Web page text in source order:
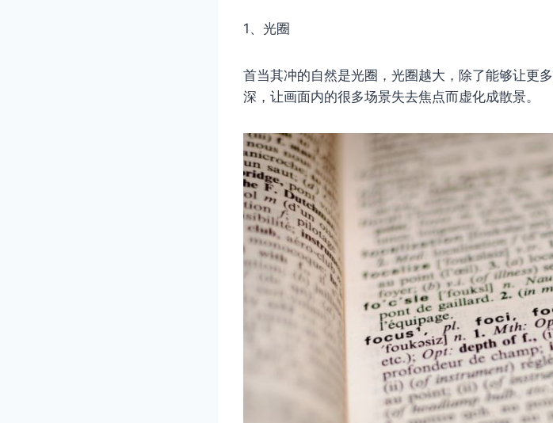
1、光圈
首当其冲的自然是光圈，光圈越大，除了能够让更
深，让画面内的很多场景失去焦点而虚化成散景。